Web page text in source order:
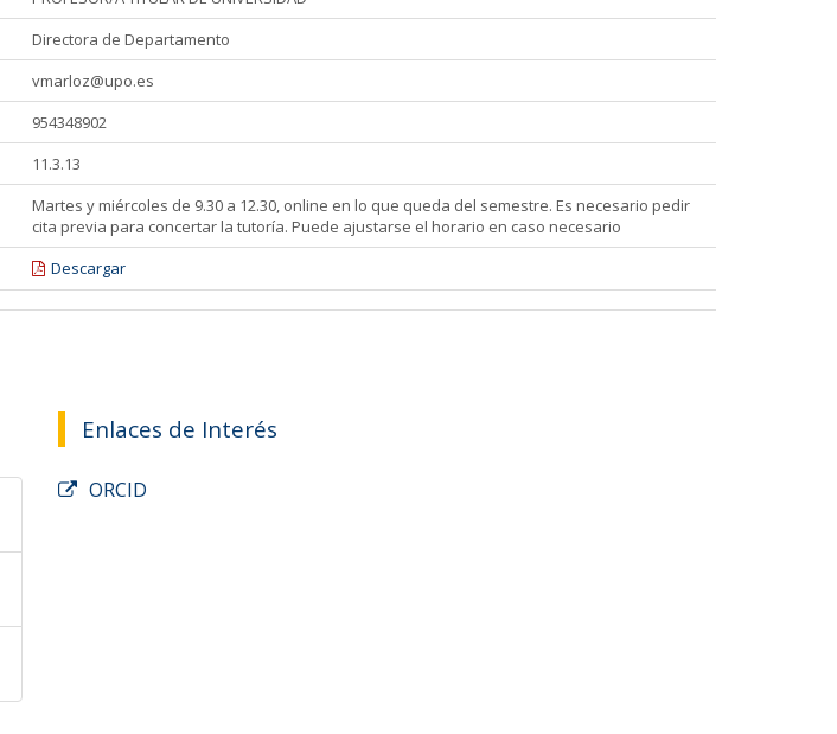
Directora de Departamento
vmarloz@upo.es
954348902
11.3.13
Martes y miércoles de 9.30 a 12.30, online en lo que queda del semestre. Es necesario pedir
cita previa para concertar la tutoría. Puede ajustarse el horario en caso necesario
Descargar
Enlaces de Interés
ORCID